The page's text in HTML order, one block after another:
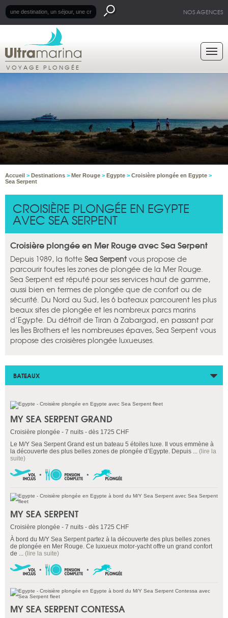
NOS AGENCES
VOYAGE PLONGÉE
Accueil > Destinations > Mer Rouge > Egypte > Croisière plongée en Egypte >
Sea Serpent
CROISIÈRE PLONGÉE EN EGYPTE
AVEC SEA SERPENT
Croisière plongée en Mer Rouge avec Sea Serpent
Depuis 1989, la flotte Sea Serpent vous propose de
parcourir toutes les zones de plongée de la Mer Rouge.
Sea Serpent est réputé pour ses services haut de gamme,
aussi bien en termes de plongée que de confort ou de
sécurité. Du Nord au Sud, les 6 bateaux parcourent les plus
beaux sites de plongée et les nombreux parcs marins
d’Egypte. Du détroit de Tiran à Zabargad, en passant par
les Îles Brothers et les nombreuses épaves, Sea Serpent vous
propose des croisières plongée luxueuses.
BATEAUX
MY SEA SERPENT GRAND
Croisière plongée - 7 nuits - dès 1725 CHF
Le M/Y Sea Serpent Grand est un bateau 5 étoiles luxe. Il vous emmène à
la découverte des plus belles zones de plongée d’Egypte. Depuis ... (lire la
suite)
MY SEA SERPENT
Croisière plongée - 7 nuits - dès 1725 CHF
À bord du M/Y Sea Serpent partez à la découverte des plus belles zones
de plongée en Mer Rouge. Ce luxueux motor-yacht offre un grand confort
de ... (lire la suite)
MY SEA SERPENT CONTESSA